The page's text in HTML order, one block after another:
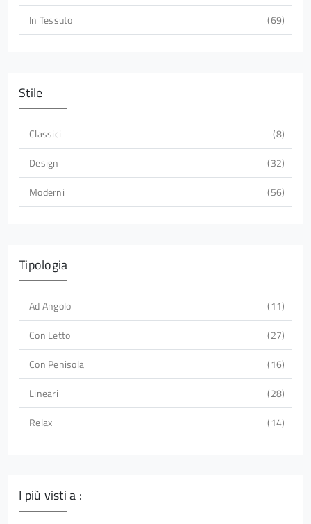
In Tessuto
69
Stile
Classici
8
Design
32
Moderni
56
Tipologia
Ad Angolo
11
Con Letto
27
Con Penisola
16
Lineari
28
Relax
14
I più visti a :